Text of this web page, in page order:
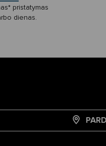
pristatymas
dienas.